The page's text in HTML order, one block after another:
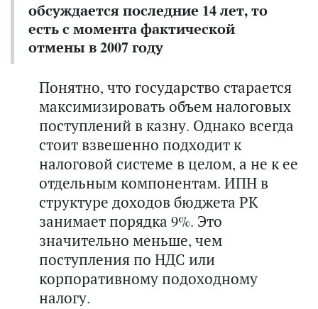
обсуждается последние 14 лет, то
есть с момента фактической
отмены в 2007 году
Понятно, что государство старается
максимизировать объем налоговых
поступлений в казну. Однако всегда
стоит взвешенно подходит к
налоговой системе в целом, а не к ее
отдельным компонентам. ИПН в
структуре доходов бюджета РК
занимает порядка 9%. Это
значительно меньше, чем
поступления по НДС или
корпоративному подоходному
налогу.